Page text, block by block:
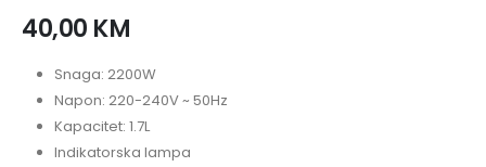
40,00 KM
Snaga: 2200W
Napon: 220-240V ~ 50Hz
Kapacitet: 1.7L
Indikatorska lampa